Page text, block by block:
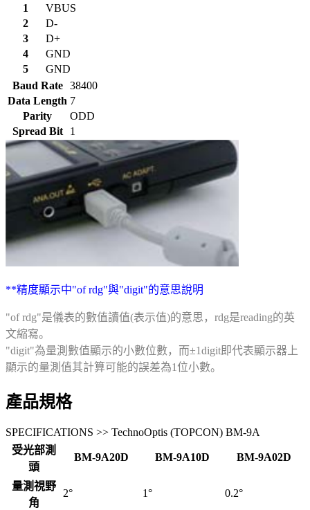
1
VBUS
2
D-
3
D+
4
GND
5
GND
Baud Rate
38400
Data Length 7
Parity
ODD
Spread Bit
1
**精度顯示中"of rdg"與"digit"的意思說明
"of rdg"是儀表的數值讀值(表示值)的意思，rdg是reading的英
文縮寫。
"digit"為量測數值顯示的小數位數，而±1digit即代表顯示器上
顯示的量測值其計算可能的誤差為1位小數。
產品規格
SPECIFICATIONS >> TechnoOptis (TOPCON) BM-9A
受光部測
頭
BM-9A20D BM-9A10D BM-9A02D
量測視野
角
2° 1° 0.2°